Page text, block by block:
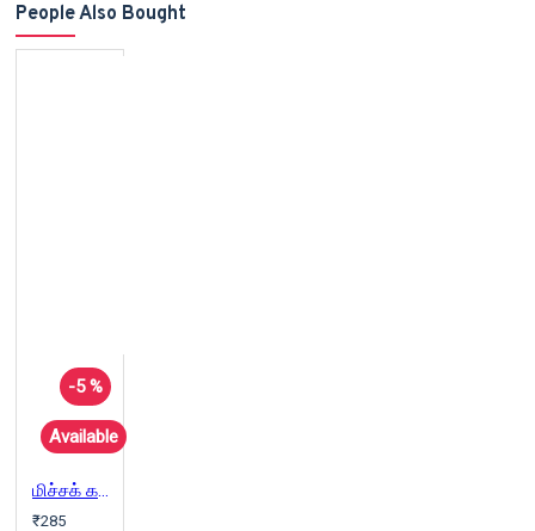
People Also Bought
-5 %
Available
மிச்சக் கதைகள்
₹285